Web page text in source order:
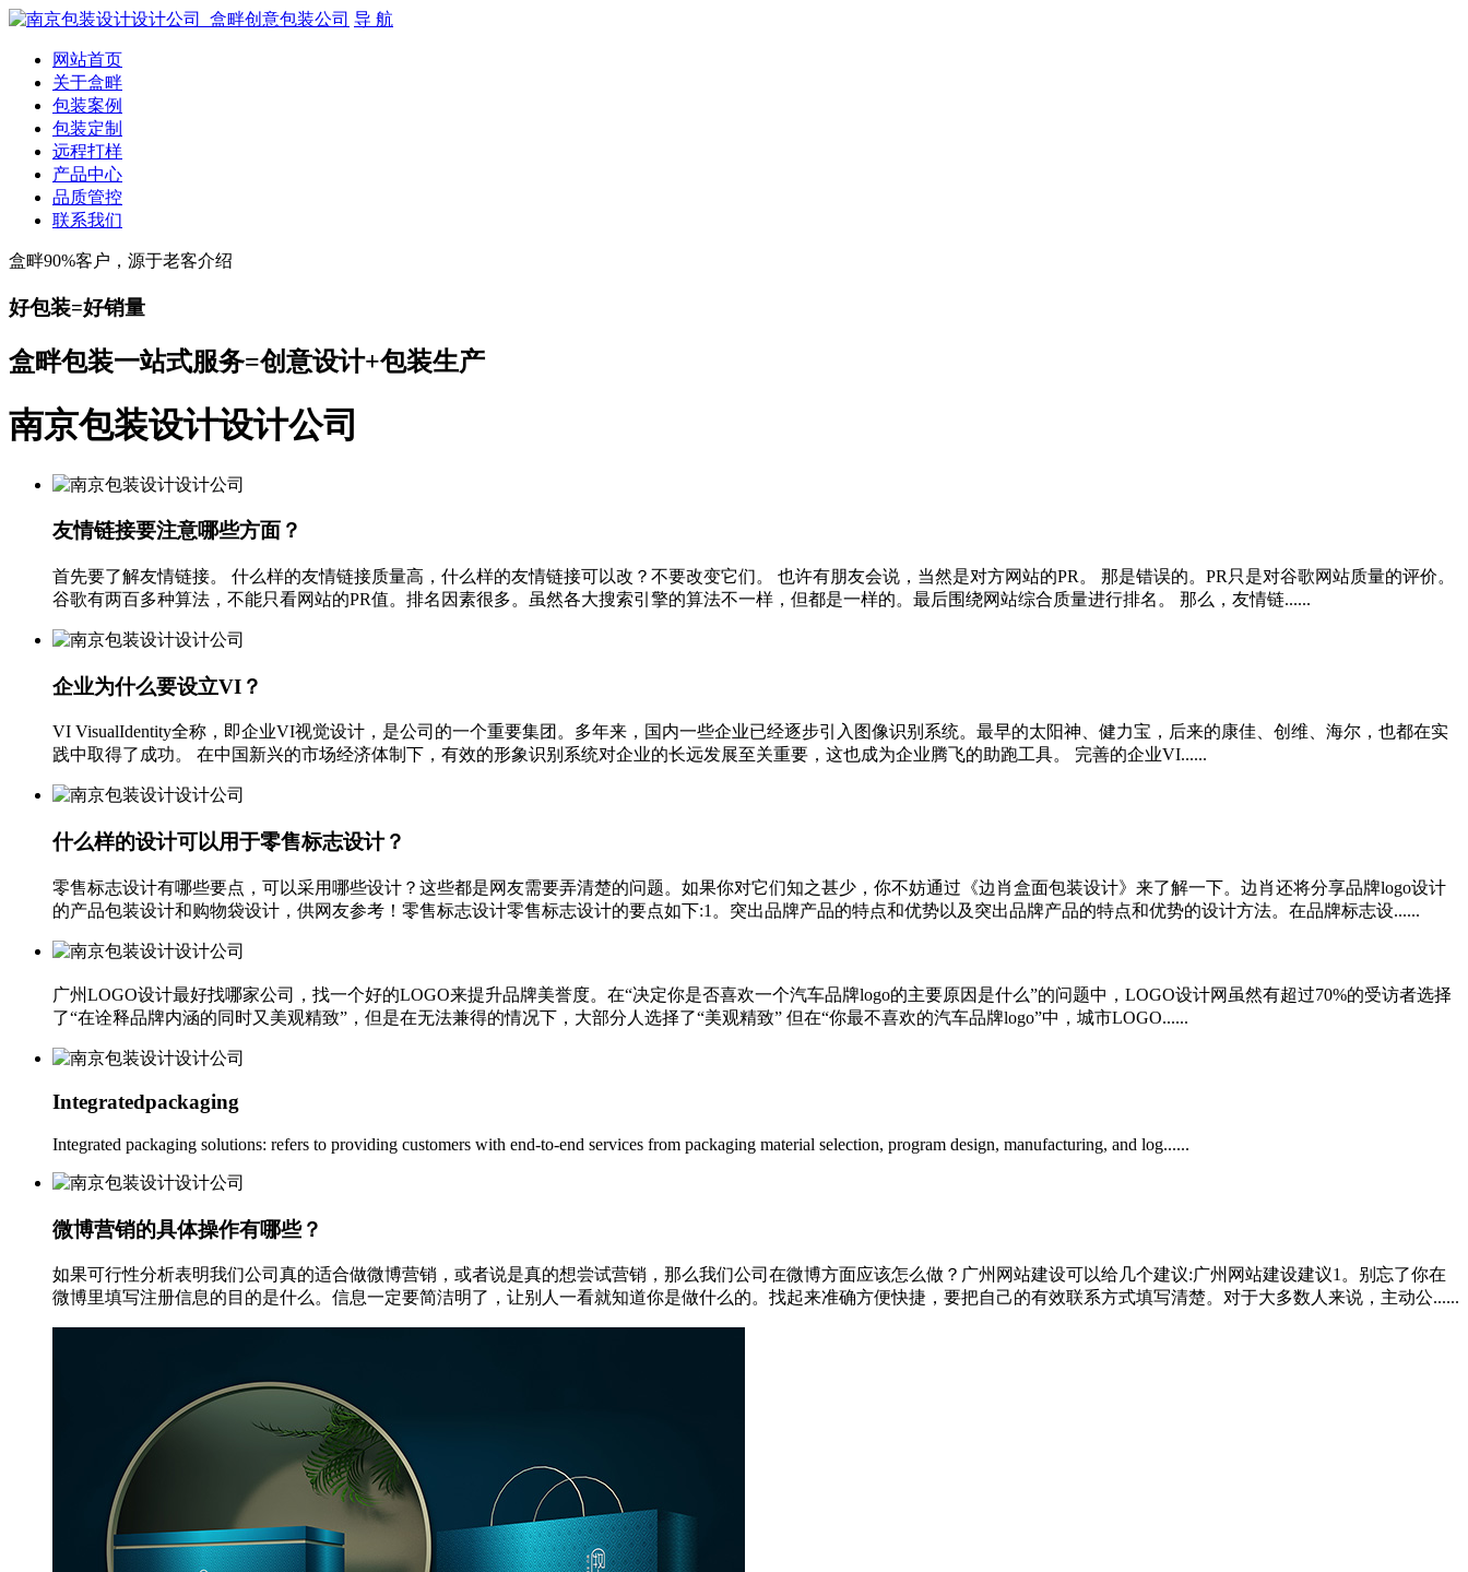
导 航
网站首页
关于盒畔
包装案例
包装定制
远程打样
产品中心
品质管控
联系我们
盒畔90%客户，源于老客介绍
好包装=好销量
盒畔包装一站式服务=创意设计+包装生产
南京包装设计设计公司
友情链接要注意哪些方面？
首先要了解友情链接。 什么样的友情链接质量高，什么样的友情链接可以改？不要改变它们。 也许有朋友会说，当然是对方网站的PR。 那是错误的。PR只是对谷歌网站质量的评价。
谷歌有两百多种算法，不能只看网站的PR值。排名因素很多。虽然各大搜索引擎的算法不一样，但都是一样的。最后围绕网站综合质量进行排名。 那么，友情链......
企业为什么要设立VI？
VI VisualIdentity全称，即企业VI视觉设计，是公司的一个重要集团。多年来，国内一些企业已经逐步引入图像识别系统。最早的太阳神、健力宝，后来的康佳、创维、海尔，也都在实
践中取得了成功。 在中国新兴的市场经济体制下，有效的形象识别系统对企业的长远发展至关重要，这也成为企业腾飞的助跑工具。 完善的企业VI......
什么样的设计可以用于零售标志设计？
零售标志设计有哪些要点，可以采用哪些设计？这些都是网友需要弄清楚的问题。如果你对它们知之甚少，你不妨通过《边肖盒面包装设计》来了解一下。边肖还将分享品牌logo设计
的产品包装设计和购物袋设计，供网友参考！零售标志设计零售标志设计的要点如下:1。突出品牌产品的特点和优势以及突出品牌产品的特点和优势的设计方法。在品牌标志设......
广州LOGO设计最好找哪家公司，找一个好的LOGO来提升品牌美誉度。在“决定你是否喜欢一个汽车品牌logo的主要原因是什么”的问题中，LOGO设计网虽然有超过70%的受访者选择
了“在诠释品牌内涵的同时又美观精致”，但是在无法兼得的情况下，大部分人选择了“美观精致” 但在“你最不喜欢的汽车品牌logo”中，城市LOGO......
Integratedpackaging
Integrated packaging solutions: refers to providing customers with end-to-end services from packaging material selection, program design, manufacturing, and log......
微博营销的具体操作有哪些？
如果可行性分析表明我们公司真的适合做微博营销，或者说是真的想尝试营销，那么我们公司在微博方面应该怎么做？广州网站建设可以给几个建议:广州网站建设建议1。别忘了你在
微博里填写注册信息的目的是什么。信息一定要简洁明了，让别人一看就知道你是做什么的。找起来准确方便快捷，要把自己的有效联系方式填写清楚。对于大多数人来说，主动公......